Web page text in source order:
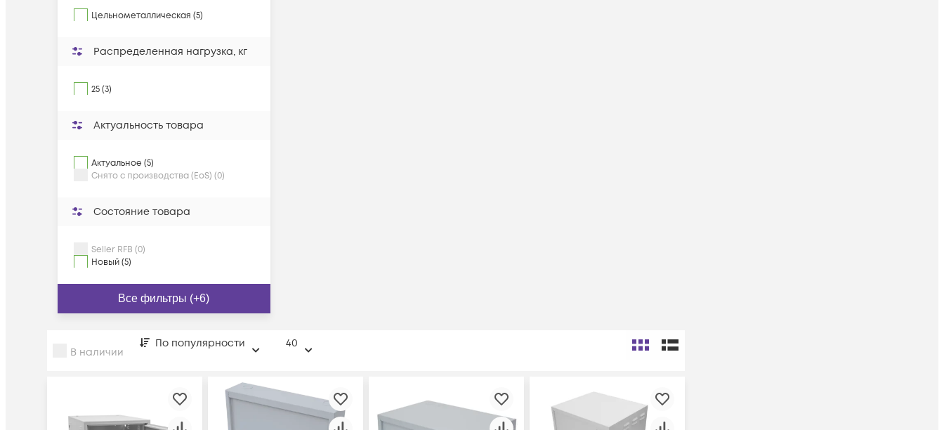
Цельнометаллическая (5)
Распределенная нагрузка, кг
25 (3)
Актуальность товара
Актуальное (5)
Снято с производства (EoS) (0)
Состояние товара
Seller RFB (0)
Новый (5)
Все фильтры (+6)
В наличии
По популярности 40